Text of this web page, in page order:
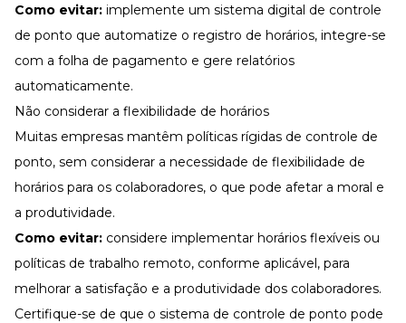
Como evitar: implemente um sistema digital de controle
de ponto que automatize o registro de horários, integre-se
com a folha de pagamento e gere relatórios
automaticamente.
Não considerar a flexibilidade de horários
Muitas empresas mantêm políticas rígidas de controle de
ponto, sem considerar a necessidade de flexibilidade de
horários para os colaboradores, o que pode afetar a moral e
a produtividade.
Como evitar: considere implementar horários flexíveis ou
políticas de trabalho remoto, conforme aplicável, para
melhorar a satisfação e a produtividade dos colaboradores.
Certifique-se de que o sistema de controle de ponto pode